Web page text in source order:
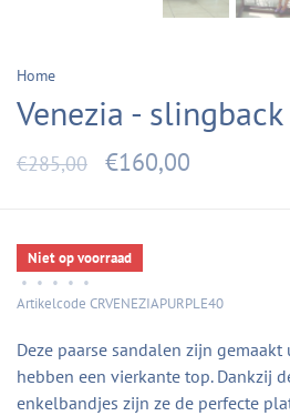
Home
Venezia -
€285,00 €160,00
Niet op voorraad
• • • • •
Artikelcode CRVENEZIAPURPLE40
Deze paarse sandalen zijn
hebben een vierkante top. Dankzij
enkelbandjes zijn ze de perfecte